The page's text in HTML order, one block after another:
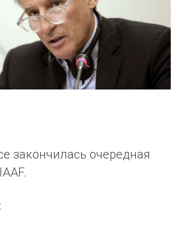
закончилась очередная